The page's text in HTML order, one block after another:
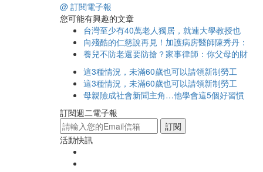
@ 訂閱電子報
您可能有興趣的文章
台灣至少有40萬老人獨居，就連大學教授也
向殘酷的仁慈說再見！加護病房醫師陳秀丹：
養兒不防老還要防搶？家事律師：你父母的財
這3種情況，未滿60歲也可以請領新制勞工
這3種情況，未滿60歲也可以請領新制勞工
母親險成社會新聞主角…他學會這5個好習慣
訂閱週二電子報
訂閱
活動快訊